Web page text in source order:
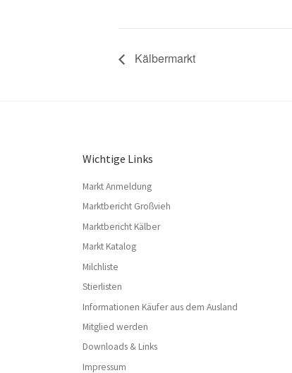
Kälbermarkt
Wichtige Links
Markt Anmeldung
Marktbericht Großvieh
Marktbericht Kälber
Markt Katalog
Milchliste
Stierlisten
Informationen Käufer aus dem Ausland
Mitglied werden
Downloads & Links
Impressum